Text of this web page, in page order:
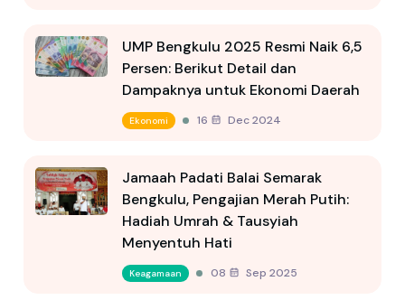
UMP Bengkulu 2025 Resmi Naik 6,5
Persen: Berikut Detail dan
Dampaknya untuk Ekonomi Daerah
Ekonomi 16 Dec 2024
Jamaah Padati Balai Semarak
Bengkulu, Pengajian Merah Putih:
Hadiah Umrah & Tausyiah
Menyentuh Hati
Keagamaan 08 Sep 2025